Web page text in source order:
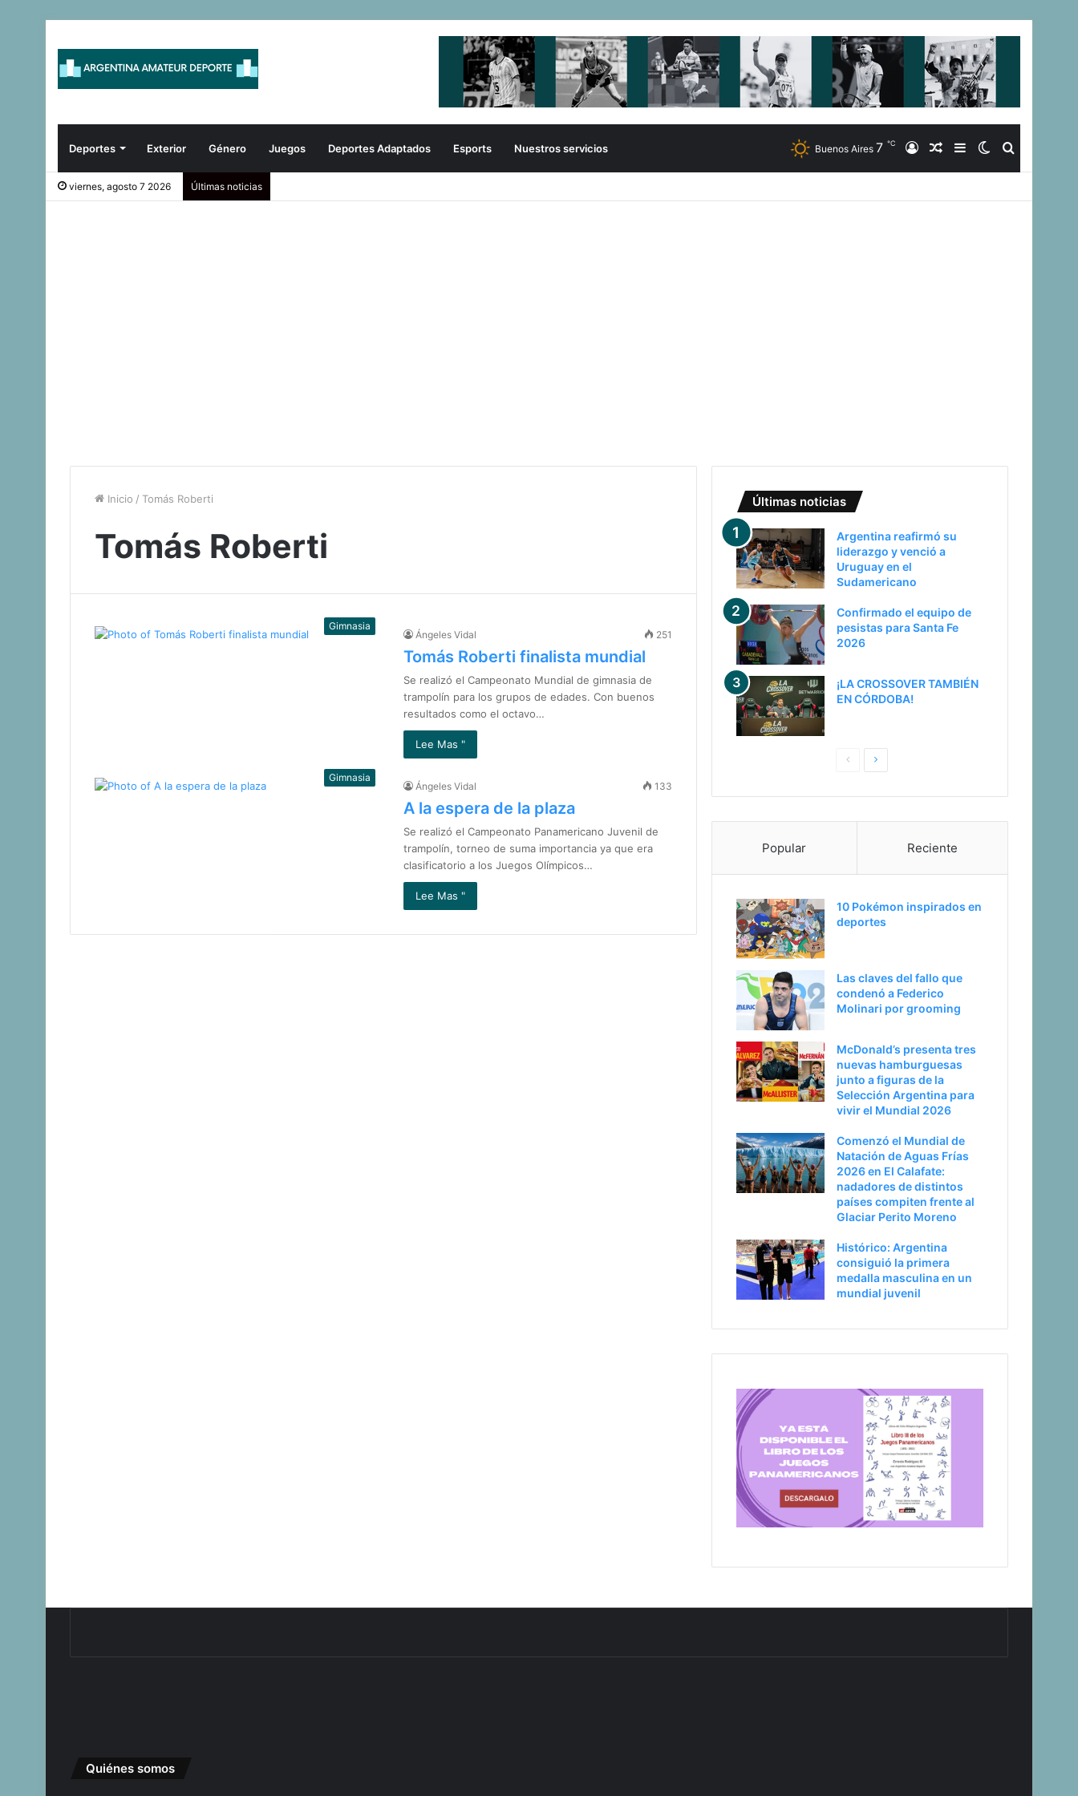
Deportes Exterior Género Juegos Deportes Adaptados Esports Nuestros servicios Buscar
Switch
skin
Barra
Lateral
Artículo
Aleatorio
Iniciar
Sesión
Buenos Aires 7 ℃
viernes, agosto 7 2026 Últimas noticias
Inicio / Tomás Roberti
Tomás Roberti
Gimnasia
Ángeles Vidal 251
Tomás Roberti finalista mundial
Se realizó el Campeonato Mundial de gimnasia de
trampolín para los grupos de edades. Con buenos
resultados como el octavo…
Lee Mas "
Gimnasia
Ángeles Vidal 133
A la espera de la plaza
Se realizó el Campeonato Panamericano Juvenil de
trampolín, torneo de suma importancia ya que era
clasificatorio a los Juegos Olímpicos…
Lee Mas "
Últimas noticias
Argentina reafirmó su
liderazgo y venció a
Uruguay en el
Sudamericano
Confirmado el equipo de
pesistas para Santa Fe
2026
¡LA CROSSOVER TAMBIÉN
EN CÓRDOBA!
a
n
r
i
r
e
t
á
g
n
a
Popular Reciente
10 Pokémon inspirados en
deportes
Las claves del fallo que
condenó a Federico
Molinari por grooming
McDonald’s presenta tres
nuevas hamburguesas
junto a figuras de la
Selección Argentina para
vivir el Mundial 2026
Comenzó el Mundial de
Natación de Aguas Frías
2026 en El Calafate:
nadadores de distintos
países compiten frente al
Glaciar Perito Moreno
Histórico: Argentina
consiguió la primera
medalla masculina en un
mundial juvenil
Quiénes somos